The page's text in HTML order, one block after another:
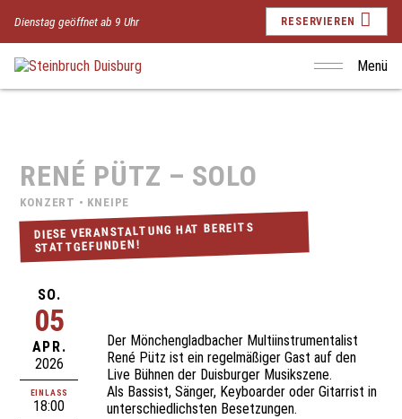
Menü
Dienstag geöffnet ab 9 Uhr RESERVIEREN
RENÉ PÜTZ – SOLO
KONZERT • KNEIPE
DIESE VERANSTALTUNG HAT BEREITS
STATTGEFUNDEN!
SO.
05
APR.
2026
EINLASS
18:00
Der Mönchengladbacher Multiinstrumentalist
René Pütz ist ein regelmäßiger Gast auf den
Live Bühnen der Duisburger Musikszene.
Als Bassist, Sänger, Keyboarder oder Gitarrist in
unterschiedlichsten Besetzungen.